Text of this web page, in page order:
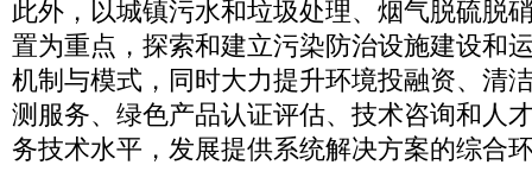
此外，以城镇污水和垃圾处理、烟气脱硫脱
置为重点，探索和建立污染防治设施建设和
机制与模式，同时大力提升环境投融资、清
测服务、绿色产品认证评估、技术咨询和人
务技术水平，发展提供系统解决方案的综合